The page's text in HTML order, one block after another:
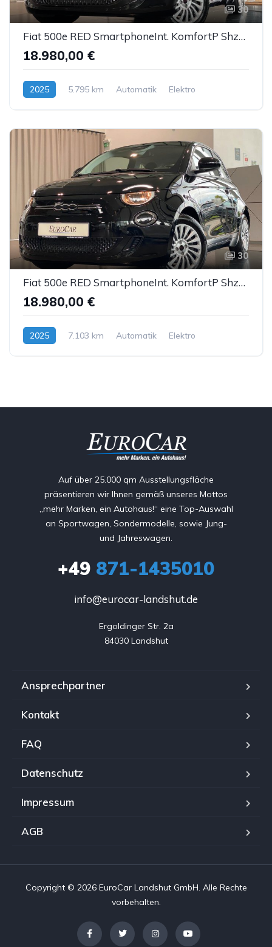
30
Fiat 500e RED SmartphoneInt. KomfortP Shzg Kamera PDC
18.980,00 €
2025 5.795 km Automatik Elektro
30
Fiat 500e RED SmartphoneInt. KomfortP Shzg Kamera PDC
18.980,00 €
2025 7.103 km Automatik Elektro
Auf über 25.000 qm Ausstellungsfläche
präsentieren wir Ihnen gemäß unseres Mottos
„mehr Marken, ein Autohaus!“ eine Top-Auswahl
an Sportwagen, Sondermodelle, sowie Jung-
und Jahreswagen.
+49 871-1435010
info@eurocar-landshut.de
Ergoldinger Str. 2a
84030 Landshut
Ansprechpartner
Kontakt
FAQ
Datenschutz
Impressum
AGB
Copyright © 2026 EuroCar Landshut GmbH. Alle Rechte
vorbehalten.